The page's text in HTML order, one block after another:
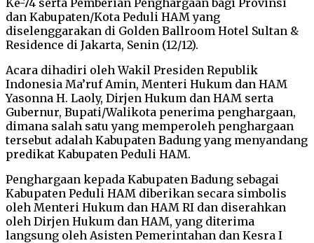
dan Kabupaten/Kota Peduli HAM yang
diselenggarakan di Golden Ballroom Hotel Sultan &
Residence di Jakarta, Senin (12/12).
Acara dihadiri oleh Wakil Presiden Republik
Indonesia Ma’ruf Amin, Menteri Hukum dan HAM
Yasonna H. Laoly, Dirjen Hukum dan HAM serta
Gubernur, Bupati/Walikota penerima penghargaan,
dimana salah satu yang memperoleh penghargaan
tersebut adalah Kabupaten Badung yang menyandang
predikat Kabupaten Peduli HAM.
Penghargaan kepada Kabupaten Badung sebagai
Kabupaten Peduli HAM diberikan secara simbolis
oleh Menteri Hukum dan HAM RI dan diserahkan
oleh Dirjen Hukum dan HAM, yang diterima
langsung oleh Asisten Pemerintahan dan Kesra I